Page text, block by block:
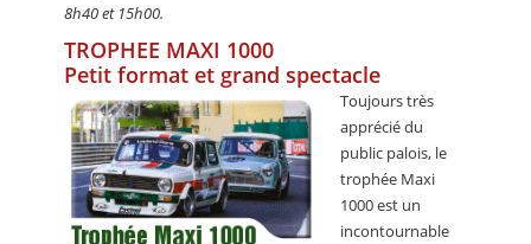
8h40 et 15h00.
TROPHEE MAXI 1000
Petit format et grand spectacle
Toujours très
apprécié du
public palois, le
trophée Maxi
1000 est un
incontournable